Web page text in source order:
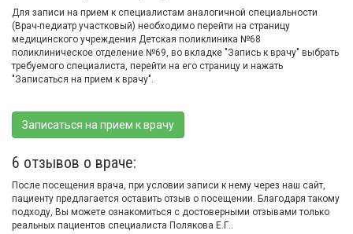
Для записи на прием к специалистам аналогичной специальности
(Врач-педиатр участковый) необходимо перейти на страницу
медицинского учреждения Детская поликлиника №68
поликлиническое отделение №69, во вкладке "Запись к врачу" выбрать
требуемого специалиста, перейти на его страницу и нажать
"Записаться на прием к врачу".
Записаться на прием к врачу
6 отзывов о враче:
После посещения врача, при условии записи к нему через наш сайт,
пациенту предлагается оставить отзыв о посещении. Благодаря такому
подходу, Вы можете ознакомиться с достоверными отзывами только
реальных пациентов специалиста Полякова Е.Г..